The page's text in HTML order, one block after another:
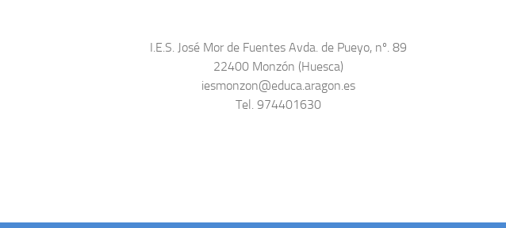
I.E.S. José Mor de Fuentes Avda. de Pueyo, nº. 89
22400 Monzón (Huesca)
iesmonzon@educa.aragon.es
Tel. 974401630